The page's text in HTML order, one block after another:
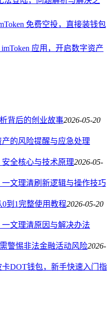
免费空投，直接装钱包
应用，开启数字资产
背后的创业故事2026-05-20
的风险提醒与应急处理
全核心与技术原理2026-05-
文理清刷新逻辑与操作技巧
到1完整使用教程2026-05-20
文理清原因与解决办法
警惕非法金融活动风险2026-
DOT钱包，新手快速入门指